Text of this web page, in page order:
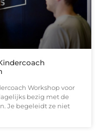
Workshop voor
bezig met de
Je begeleidt ze niet